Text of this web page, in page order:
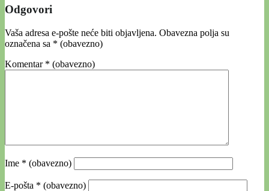
Odgovori
Vaša adresa e-pošte neće biti objavljena. Obavezna polja su
označena sa * (obavezno)
Komentar * (obavezno)
Ime * (obavezno)
E-pošta * (obavezno)